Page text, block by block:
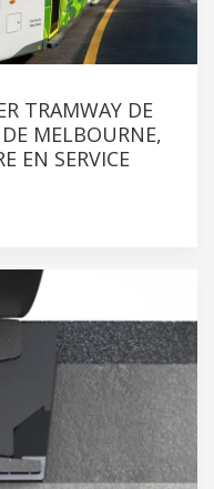
TRAMWAY DE
MELBOURNE,
EN SERVICE